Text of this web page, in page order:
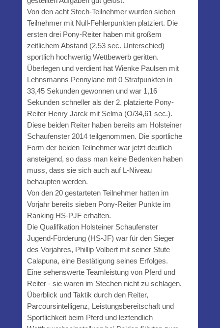
Von den acht Stech-Teilnehmer wurden sieben
Teilnehmer mit Null-Fehlerpunkten platziert. Die
ersten drei Pony-Reiter haben mit großem
zeitlichem Abstand (2,53 sec. Unterschied)
sportlich hochwertig Wettbewerb geritten.
Überlegen und verdient hat Wienke Paulsen mit
Lehnsmanns Pennylane mit 0 Strafpunkten in
33,45 Sekunden gewonnen und war 1,16
Sekunden schneller als der 2. platzierte Pony-
Reiter Henry Jarck mit Selma (O/34,61 sec.).
Diese beiden Reiter haben bereits am Holsteiner
Schaufenster 2014 teilgenommen. Die sportliche
Form der beiden Teilnehmer war jetzt deutlich
ansteigend, so dass man keine Bedenken haben
muss, dass sie sich auch auf L-Niveau
behaupten werden.
Von den 20 gestarteten Teilnehmer hatten im
Vorjahr bereits sieben Pony-Reiter Punkte im
Ranking HS-PJF erhalten.
Die Qualifikation Holsteiner Schaufenster
Jugend-Förderung (HS-JF) war für den Sieger
des Vorjahres, Phillip Volbert mit seiner Stute
Calapuna, eine Bestätigung seines Erfolges.
Eine sehenswerte Teamleistung von Pferd und
Reiter - sie waren im Stechen nicht zu schlagen.
Überblick und Taktik durch den Reiter,
Parcoursintelligenz, Leistungsbereitschaft und
Sportlichkeit beim Pferd und leztendlich